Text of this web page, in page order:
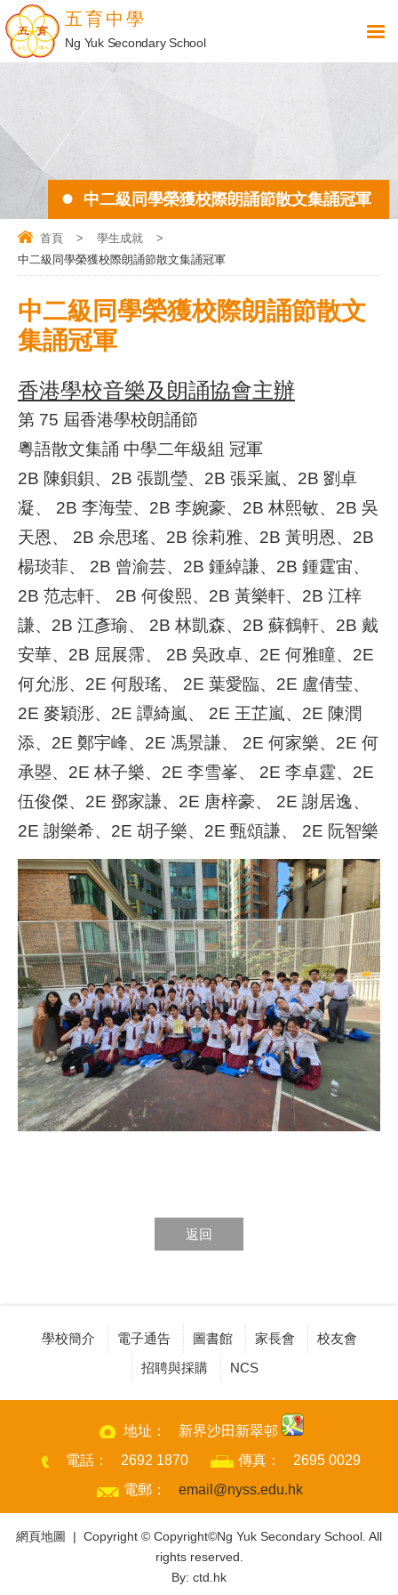
五育中學
Ng Yuk Secondary School
中二級同學榮獲校際朗誦節散文集誦冠軍
首頁 > 學生成就
>
中二級同學榮獲校際朗誦節散文集誦冠軍
中二級同學榮獲校際朗誦節散文
集誦冠軍
香港學校音樂及朗誦協會主辦
第 75 屆香港學校朗誦節
粵語散文集誦 中學二年級組 冠軍
2B 陳鋇鋇、2B 張凱瑩、2B 張采嵐、2B 劉卓
凝、 2B 李海莹、2B 李婉豪、2B 林熙敏、2B 吳
天恩、 2B 佘思瑤、2B 徐莉雅、2B 黃明恩、2B
楊琰菲、 2B 曾渝芸、2B 鍾綽謙、2B 鍾霆宙、
2B 范志軒、 2B 何俊熙、2B 黃樂軒、2B 江梓
謙、2B 江彥瑜、 2B 林凱森、2B 蘇鶴軒、2B 戴
安華、2B 屈展霈、 2B 吳政卓、2E 何雅瞳、2E
何允浵、2E 何殷瑤、 2E 葉愛臨、2E 盧倩莹、
2E 麥穎浵、2E 譚綺嵐、 2E 王芷嵐、2E 陳潤
添、2E 鄭宇峰、2E 馮景謙、 2E 何家樂、2E 何
承曌、2E 林子樂、2E 李雪峯、 2E 李卓霆、2E
伍俊傑、2E 鄧家謙、2E 唐梓豪、 2E 謝居逸、
2E 謝樂希、2E 胡子樂、2E 甄頌謙、 2E 阮智樂
返回
學校簡介 電子通告 圖書館 家長會
校友會
招聘與採購
NCS
地址：
新界沙田新翠邨
電話：
2692 1870 傳真：
2695 0029
電郵：
email@nyss.edu.hk
網頁地圖
| Copyright © Copyright©Ng Yuk Secondary School. All
rights reserved.
By: ctd.hk